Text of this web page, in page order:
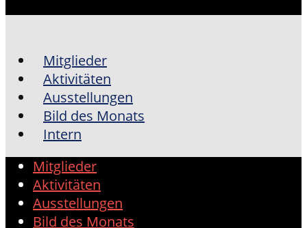
Mitglieder
Aktivitäten
Ausstellungen
Bild des Monats
Intern
Mitglieder
Aktivitäten
Ausstellungen
Bild des Monats